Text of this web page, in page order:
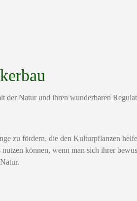
der Natur und ihren wunderbaren
zu fördern, die den Kulturpflanzen
können, wenn man sich ihrer